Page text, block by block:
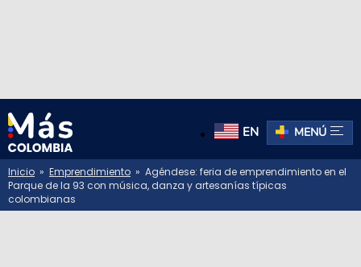
EN MENÚ
Inicio » Emprendimiento » Agéndese: feria de emprendimiento en el
Parque de la 93 con música, danza y artesanías típicas
colombianas